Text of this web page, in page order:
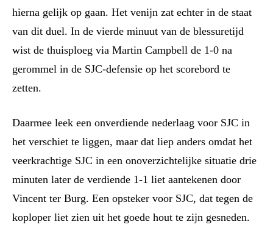
hierna gelijk op gaan. Het venijn zat echter in de staat
van dit duel. In de vierde minuut van de blessuretijd
wist de thuisploeg via Martin Campbell de 1-0 na
gerommel in de SJC-defensie op het scorebord te
zetten.
Daarmee leek een onverdiende nederlaag voor SJC in
het verschiet te liggen, maar dat liep anders omdat het
veerkrachtige SJC in een onoverzichtelijke situatie drie
minuten later de verdiende 1-1 liet aantekenen door
Vincent ter Burg. Een opsteker voor SJC, dat tegen de
koploper liet zien uit het goede hout te zijn gesneden.